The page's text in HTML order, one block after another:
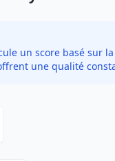
un score basé sur
une qualité